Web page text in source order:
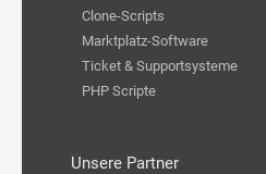
Clone-Scripts
Marktplatz-Software
Ticket & Supportsysteme
PHP Scripte
Unsere Partner